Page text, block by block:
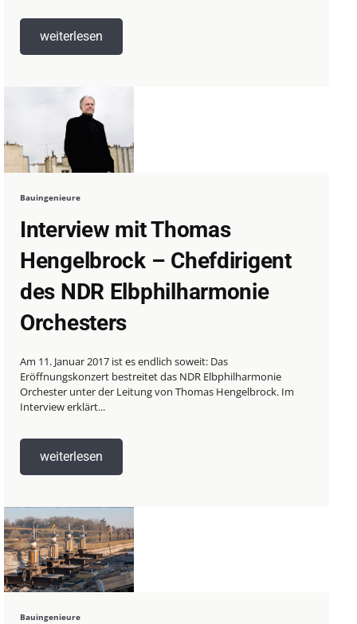
weiterlesen
Bauingenieure
Interview mit Thomas
Hengelbrock – Chefdirigent
des NDR Elbphilharmonie
Orchesters
Am 11. Januar 2017 ist es endlich soweit: Das
Eröffnungskonzert bestreitet das NDR Elbphilharmonie
Orchester unter der Leitung von Thomas Hengelbrock. Im
Interview erklärt...
weiterlesen
Bauingenieure